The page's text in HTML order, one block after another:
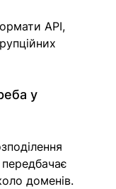
API,
у
доменів.